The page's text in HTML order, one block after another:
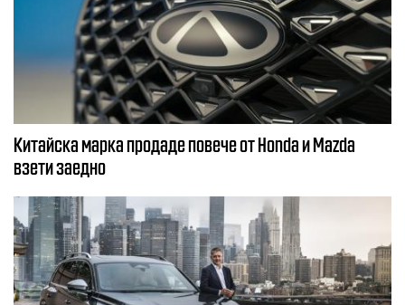
Китайска марка продаде повече от Honda и Mazda
взети заедно